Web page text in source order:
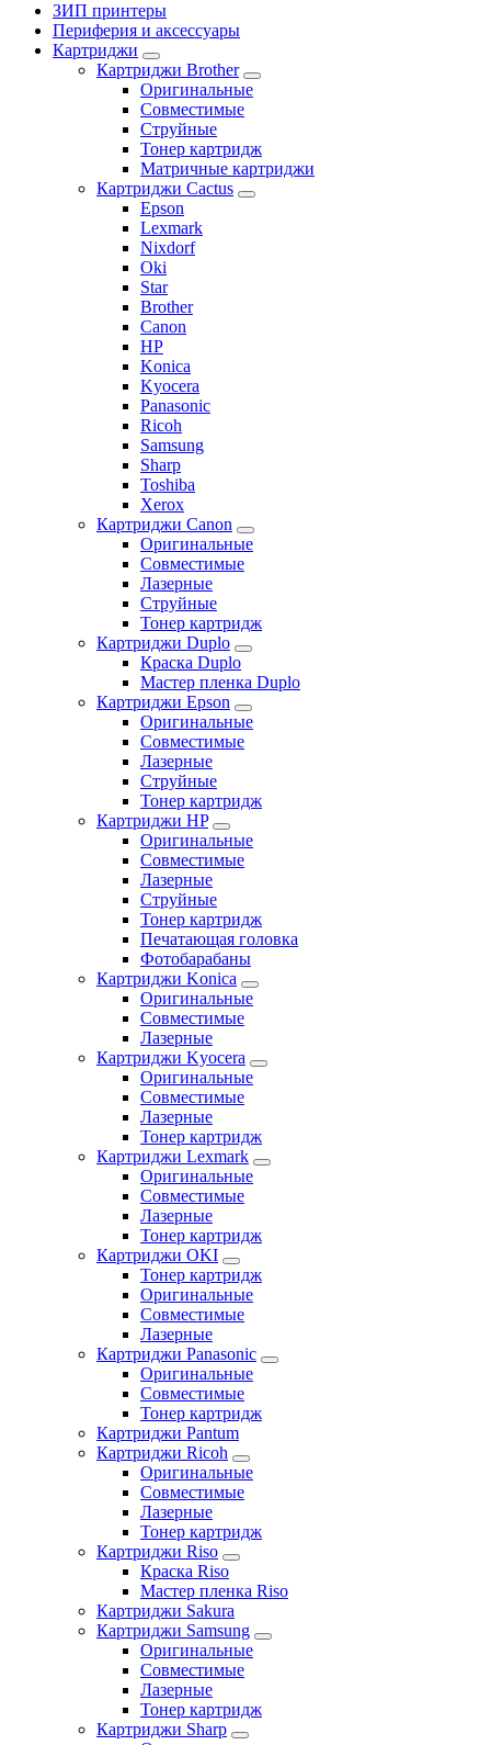
ЗИП принтеры
Периферия и аксессуары
Картриджи
Картриджи Brother
Оригинальные
Совместимые
Струйные
Тонер картридж
Матричные картриджи
Картриджи Cactus
Epson
Lexmark
Nixdorf
Oki
Star
Brother
Canon
HP
Konica
Kyocera
Panasonic
Ricoh
Samsung
Sharp
Toshiba
Xerox
Картриджи Canon
Оригинальные
Совместимые
Лазерные
Струйные
Тонер картридж
Картриджи Duplo
Краска Duplo
Мастер пленка Duplo
Картриджи Epson
Оригинальные
Совместимые
Лазерные
Струйные
Тонер картридж
Картриджи HP
Оригинальные
Совместимые
Лазерные
Струйные
Тонер картридж
Печатающая головка
Фотобарабаны
Картриджи Konica
Оригинальные
Совместимые
Лазерные
Картриджи Kyocera
Оригинальные
Совместимые
Лазерные
Тонер картридж
Картриджи Lexmark
Оригинальные
Совместимые
Лазерные
Тонер картридж
Картриджи OKI
Тонер картридж
Оригинальные
Совместимые
Лазерные
Картриджи Panasonic
Оригинальные
Совместимые
Тонер картридж
Картриджи Pantum
Картриджи Ricoh
Оригинальные
Совместимые
Лазерные
Тонер картридж
Картриджи Riso
Краска Riso
Мастер пленка Riso
Картриджи Sakura
Картриджи Samsung
Оригинальные
Совместимые
Лазерные
Тонер картридж
Картриджи Sharp